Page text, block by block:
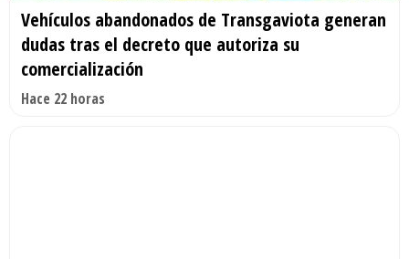
Vehículos abandonados de Transgaviota generan
dudas tras el decreto que autoriza su
comercialización
Hace 22 horas